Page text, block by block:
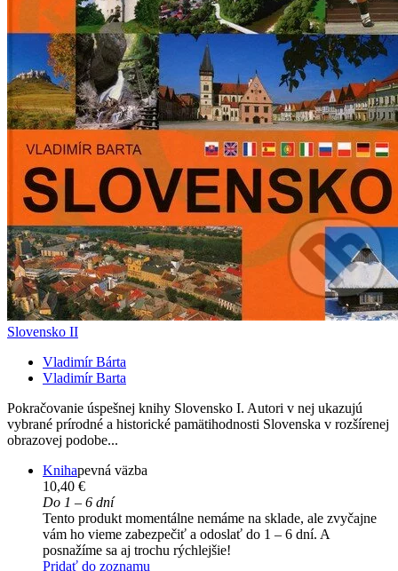
Slovensko II
Vladimír Bárta
Vladimír Barta
Pokračovanie úspešnej knihy Slovensko I. Autori v nej ukazujú
vybrané prírodné a historické pamätihod­nosti Slovenska v rozšírenej
obrazovej podobe...
Knihapevná väzba
10,40 €
Do 1 – 6 dní
Tento produkt momentálne nemáme na sklade, ale zvyčajne
vám ho vieme zabezpečiť a odoslať do 1 – 6 dní. A
posnažíme sa aj trochu rýchlejšie!
Pridať do zoznamu